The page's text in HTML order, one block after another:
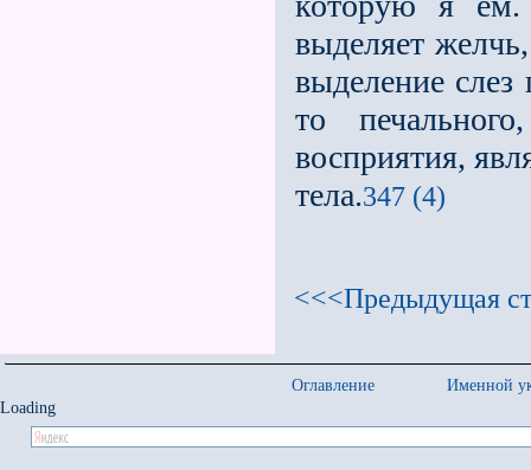
выделяет
выделение слез
то
восприятия,
тела.347 (4)
<<<Предыдущая
Оглавление
Именной
Loading